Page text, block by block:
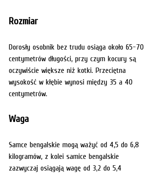
Rozmiar
Dorosły osobnik bez trudu osiąga około 65-70
centymetrów długości, przy czym kocury są
oczywiście większe niż kotki. Przeciętna
wysokość w kłębie wynosi między 35 a 40
centymetrów.
Waga
Samce bengalskie mogą ważyć od 4,5 do 6,8
kilogramów, z kolei samice bengalskie
zazwyczaj osiągają wagę od 3,2 do 5,4